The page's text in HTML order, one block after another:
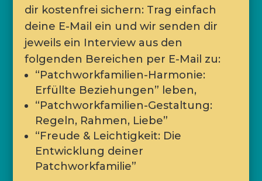
dir kostenfrei sichern: Trag einfach
deine E-Mail ein und wir senden dir
jeweils ein Interview aus den
folgenden Bereichen per E-Mail zu:
“Patchworkfamilien-Harmonie:
Erfüllte Beziehungen” leben,
“Patchworkfamilien-Gestaltung:
Regeln, Rahmen, Liebe”
“Freude & Leichtigkeit: Die
Entwicklung deiner
Patchworkfamilie”